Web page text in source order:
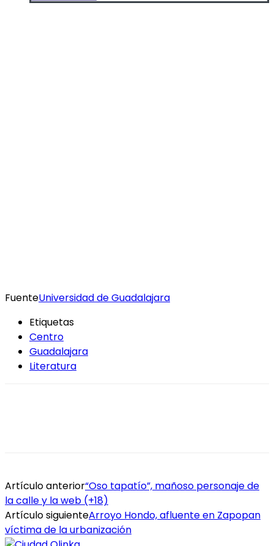
FuenteUniversidad de Guadalajara
Etiquetas
Centro
Guadalajara
Literatura
Artículo anterior“Oso tapatío”, mañoso personaje de
la calle y la web (+18)
Artículo siguienteArroyo Hondo, afluente en Zapopan
víctima de la urbanización